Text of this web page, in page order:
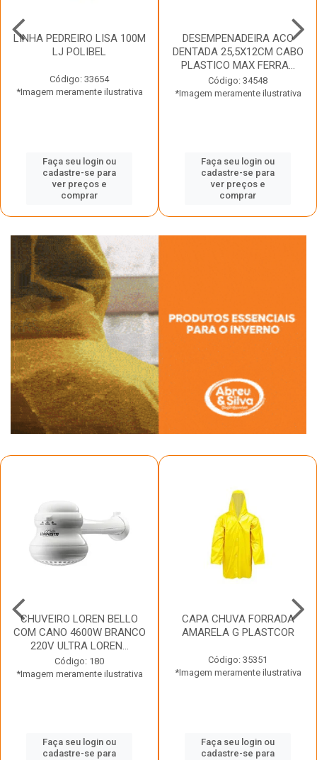
LINHA PEDREIRO LISA 100M
LJ POLIBEL
Código: 33654
*Imagem meramente ilustrativa
Faça seu login ou
cadastre-se para
ver preços e
comprar
DESEMPENADEIRA ACO
DENTADA 25,5X12CM CABO
PLASTICO MAX FERRA...
Código: 34548
*Imagem meramente ilustrativa
Faça seu login ou
cadastre-se para
ver preços e
comprar
CHUVEIRO LOREN BELLO
COM CANO 4600W BRANCO
220V ULTRA LOREN...
Código: 180
*Imagem meramente ilustrativa
Faça seu login ou
cadastre-se para
CAPA CHUVA FORRADA
AMARELA G PLASTCOR
Código: 35351
*Imagem meramente ilustrativa
Faça seu login ou
cadastre-se para